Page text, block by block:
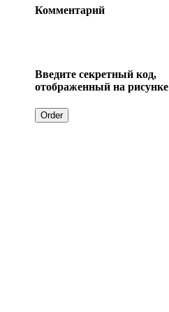
Комментарий
Введите секретный код,
отображенный на рисунке